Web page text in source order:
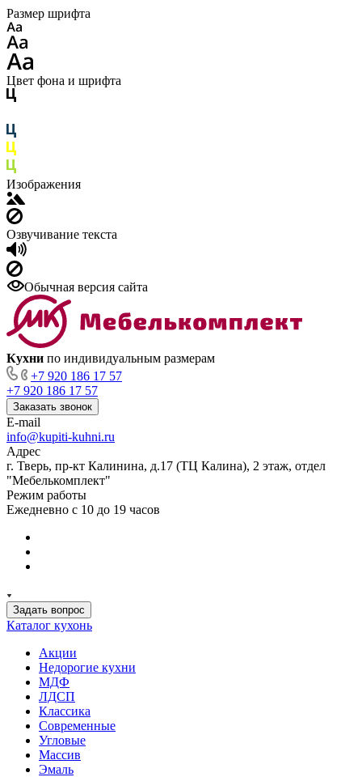
Размер шрифта
Цвет фона и шрифта
Изображения
Озвучивание текста
Обычная версия сайта
Кухни по индивидуальным размерам
+7 920 186 17 57
+7 920 186 17 57
Заказать звонок
E-mail
info@kupiti-kuhni.ru
Адрес
г. Тверь, пр-кт Калинина, д.17 (ТЦ Калина), 2 этаж, отдел
"Мебелькомплект"
Режим работы
Ежедневно с 10 до 19 часов
Задать вопрос
Каталог кухонь
Акции
Недорогие кухни
МДФ
ЛДСП
Классика
Современные
Угловые
Массив
Эмаль